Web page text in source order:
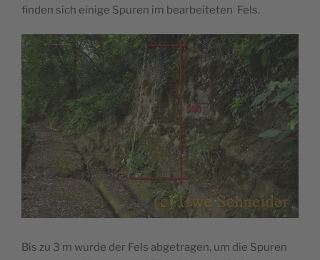
finden sich einige Spuren im bearbeiteten Fels.
Bis zu 3 m wurde der Fels abgetragen, um die Spuren